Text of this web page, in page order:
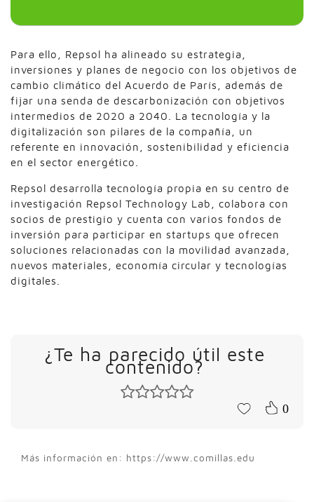
Para ello, Repsol ha alineado su estrategia,
inversiones y planes de negocio con los objetivos de
cambio climático del Acuerdo de París, además de
fijar una senda de descarbonización con objetivos
intermedios de 2020 a 2040. La tecnología y la
digitalización son pilares de la compañía, un
referente en innovación, sostenibilidad y eficiencia
en el sector energético.
Repsol desarrolla tecnología propia en su centro de
investigación Repsol Technology Lab, colabora con
socios de prestigio y cuenta con varios fondos de
inversión para participar en startups que ofrecen
soluciones relacionadas con la movilidad avanzada,
nuevos materiales, economía circular y tecnologías
digitales.
¿Te ha parecido útil este
contenido?
0
Más información en: https://www.comillas.edu